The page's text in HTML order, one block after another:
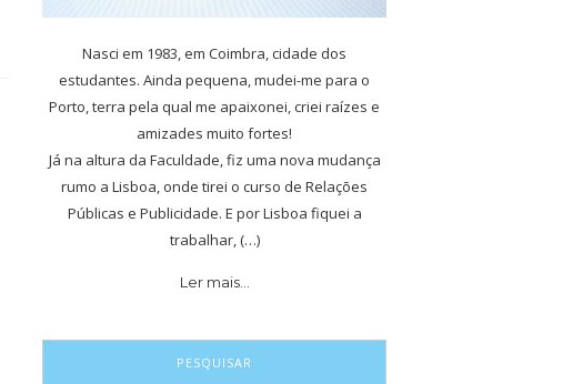
Nasci em 1983, em Coimbra, cidade dos
estudantes. Ainda pequena, mudei-me para o
Porto, terra pela qual me apaixonei, criei raízes e
amizades muito fortes!
Já na altura da Faculdade, fiz uma nova mudança
rumo a Lisboa, onde tirei o curso de Relações
Públicas e Publicidade. E por Lisboa fiquei a
trabalhar, (…)
Ler mais…
PESQUISAR